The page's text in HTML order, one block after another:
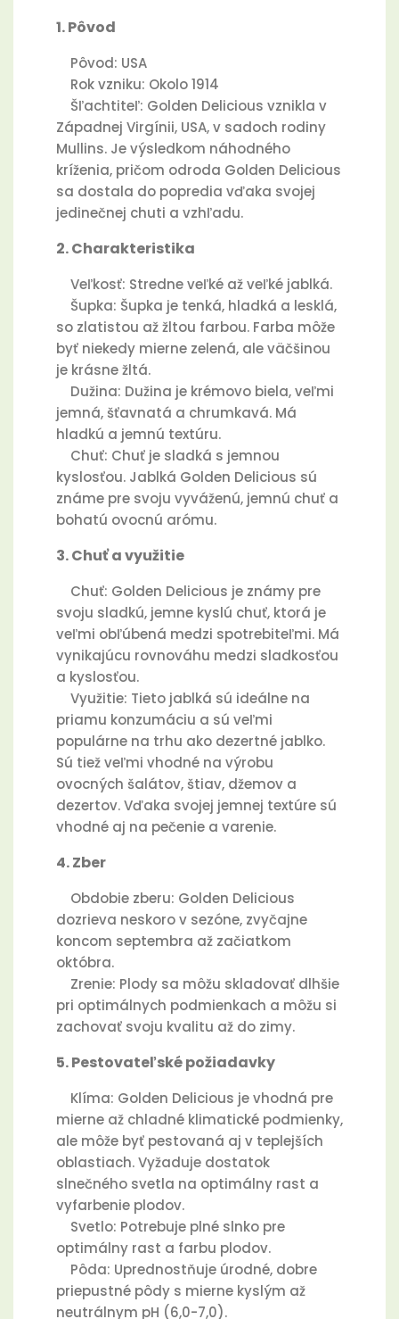
1. Pôvod
Pôvod: USA
Rok vzniku: Okolo 1914
Šľachtiteľ: Golden Delicious vznikla v
Západnej Virgínii, USA, v sadoch rodiny
Mullins. Je výsledkom náhodného
kríženia, pričom odroda Golden Delicious
sa dostala do popredia vďaka svojej
jedinečnej chuti a vzhľadu.
2. Charakteristika
Veľkosť: Stredne veľké až veľké jablká.
Šupka: Šupka je tenká, hladká a lesklá,
so zlatistou až žltou farbou. Farba môže
byť niekedy mierne zelená, ale väčšinou
je krásne žltá.
Dužina: Dužina je krémovo biela, veľmi
jemná, šťavnatá a chrumkavá. Má
hladkú a jemnú textúru.
Chuť: Chuť je sladká s jemnou
kyslosťou. Jablká Golden Delicious sú
známe pre svoju vyváženú, jemnú chuť a
bohatú ovocnú arómu.
3. Chuť a využitie
Chuť: Golden Delicious je známy pre
svoju sladkú, jemne kyslú chuť, ktorá je
veľmi obľúbená medzi spotrebiteľmi. Má
vynikajúcu rovnováhu medzi sladkosťou
a kyslosťou.
Využitie: Tieto jablká sú ideálne na
priamu konzumáciu a sú veľmi
populárne na trhu ako dezertné jablko.
Sú tiež veľmi vhodné na výrobu
ovocných šalátov, štiav, džemov a
dezertov. Vďaka svojej jemnej textúre sú
vhodné aj na pečenie a varenie.
4. Zber
Obdobie zberu: Golden Delicious
dozrieva neskoro v sezóne, zvyčajne
koncom septembra až začiatkom
októbra.
Zrenie: Plody sa môžu skladovať dlhšie
pri optimálnych podmienkach a môžu si
zachovať svoju kvalitu až do zimy.
5. Pestovateľské požiadavky
Klíma: Golden Delicious je vhodná pre
mierne až chladné klimatické podmienky,
ale môže byť pestovaná aj v teplejších
oblastiach. Vyžaduje dostatok
slnečného svetla na optimálny rast a
vyfarbenie plodov.
Svetlo: Potrebuje plné slnko pre
optimálny rast a farbu plodov.
Pôda: Uprednostňuje úrodné, dobre
priepustné pôdy s mierne kyslým až
neutrálnym pH (6,0-7,0).